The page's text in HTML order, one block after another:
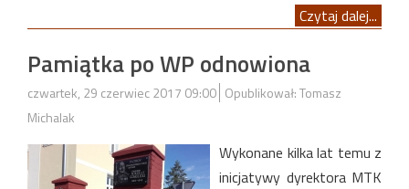
Czytaj dalej...
Pamiątka po WP odnowiona
czwartek, 29 czerwiec 2017 09:00 Opublikował: Tomasz
Michalak
Wykonane kilka lat temu z
inicjatywy dyrektora MTK